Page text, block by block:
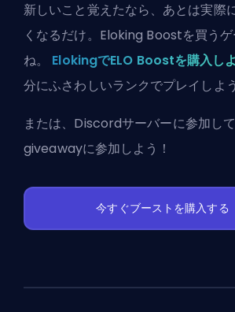
新しいこと覚えたなら、あとは実際
くなるだけ。Eloking Boostを買う
ね。 ElokingでELO Boostを購入し
分にふさわしいランクでプレイしよ
または、 Discordサーバーに参加し
giveawayに参加しよう！
今すぐブーストを購入する